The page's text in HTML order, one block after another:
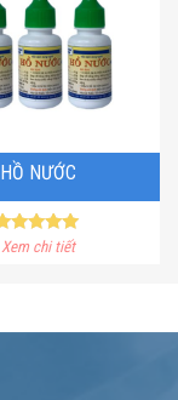
HỒ NƯỚC
Rated
Xem chi tiết